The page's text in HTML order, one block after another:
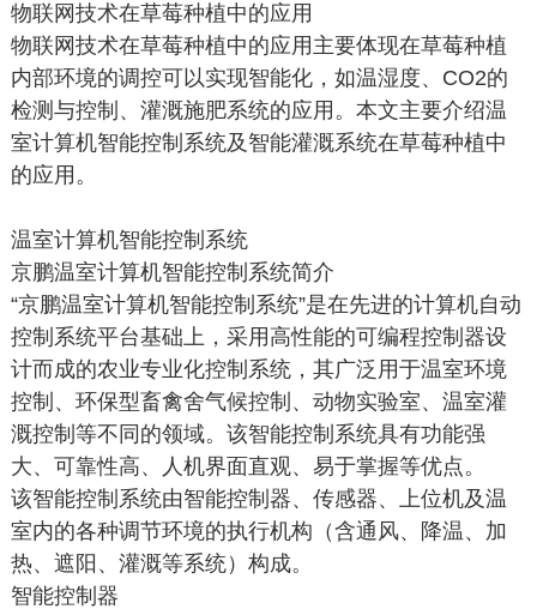
物联网技术在草莓种植中的应用
物联网技术在草莓种植中的应用主要体现在草莓种植
内部环境的调控可以实现智能化，如温湿度、CO2的
检测与控制、灌溉施肥系统的应用。本文主要介绍温
室计算机智能控制系统及智能灌溉系统在草莓种植中
的应用。
温室计算机智能控制系统
京鹏温室计算机智能控制系统简介
“京鹏温室计算机智能控制系统”是在先进的计算机自动
控制系统平台基础上，采用高性能的可编程控制器设
计而成的农业专业化控制系统，其广泛用于温室环境
控制、环保型畜禽舍气候控制、动物实验室、温室灌
溉控制等不同的领域。该智能控制系统具有功能强
大、可靠性高、人机界面直观、易于掌握等优点。
该智能控制系统由智能控制器、传感器、上位机及温
室内的各种调节环境的执行机构（含通风、降温、加
热、遮阳、灌溉等系统）构成。
智能控制器